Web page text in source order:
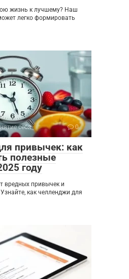
жизнь к лучшему? Наш
легко формировать
себя 0
привычек: как
полезные
году
вредных привычек и
как челленджи для